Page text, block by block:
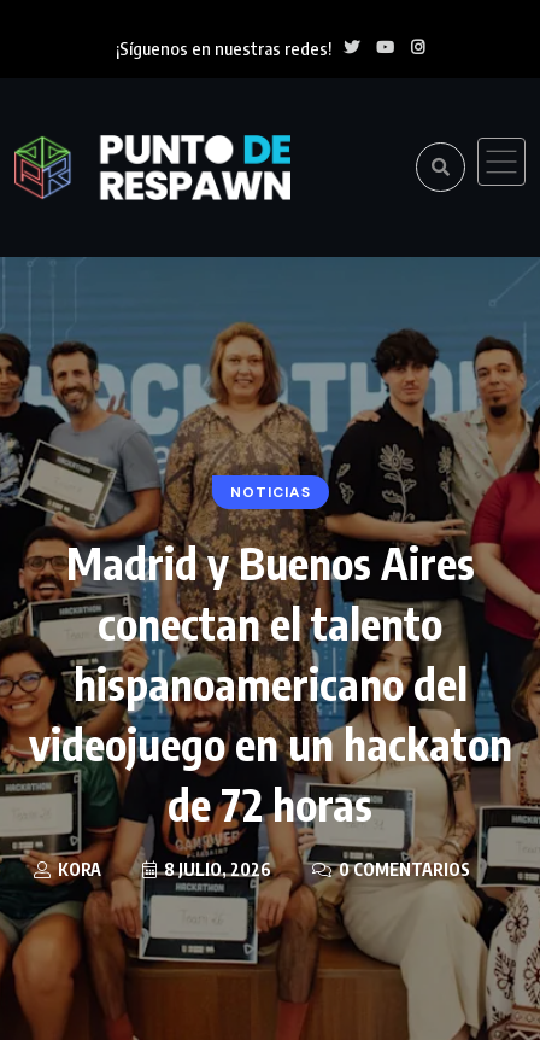
¡Síguenos en nuestras redes!
NOTICIAS
Madrid y Buenos Aires
conectan el talento
hispanoamericano del
videojuego en un hackaton
de 72 horas
KORA 8 JULIO, 2026 0 COMENTARIOS